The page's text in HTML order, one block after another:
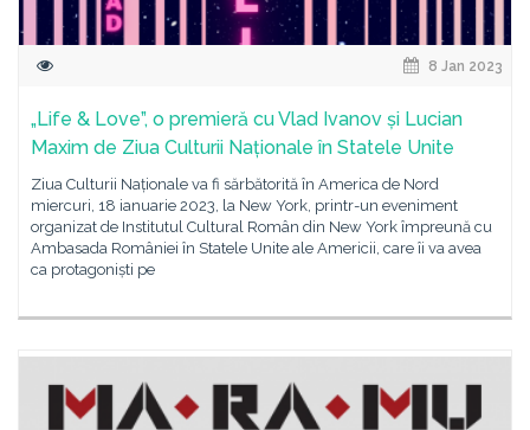
8 Jan 2023
„Life & Love”, o premieră cu Vlad Ivanov și Lucian
Maxim de Ziua Culturii Naționale în Statele Unite
Ziua Culturii Naționale va fi sărbătorită în America de Nord
miercuri, 18 ianuarie 2023, la New York, printr-un eveniment
organizat de Institutul Cultural Român din New York împreună cu
Ambasada României în Statele Unite ale Americii, care îi va avea
ca protagoniști pe